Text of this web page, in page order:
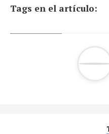
Tags en el artículo: